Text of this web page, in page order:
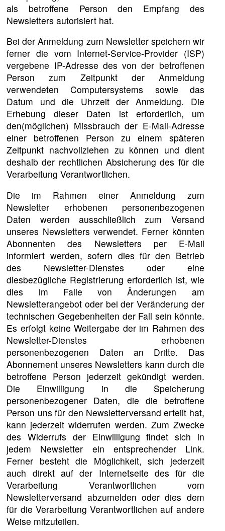
als betroffene Person den Empfang des
Newsletters autorisiert hat.
Bei der Anmeldung zum Newsletter speichern wir
ferner die vom Internet-Service-Provider (ISP)
vergebene IP-Adresse des von der betroffenen
Person zum Zeitpunkt der Anmeldung
verwendeten Computersystems sowie das
Datum und die Uhrzeit der Anmeldung. Die
Erhebung dieser Daten ist erforderlich, um
den(möglichen) Missbrauch der E-Mail-Adresse
einer betroffenen Person zu einem späteren
Zeitpunkt nachvollziehen zu können und dient
deshalb der rechtlichen Absicherung des für die
Verarbeitung Verantwortlichen.
Die im Rahmen einer Anmeldung zum
Newsletter erhobenen personenbezogenen
Daten werden ausschließlich zum Versand
unseres Newsletters verwendet. Ferner könnten
Abonnenten des Newsletters per E-Mail
informiert werden, sofern dies für den Betrieb
des Newsletter-Dienstes oder eine
diesbezügliche Registrierung erforderlich ist, wie
dies im Falle von Änderungen am
Newsletterangebot oder bei der Veränderung der
technischen Gegebenheiten der Fall sein könnte.
Es erfolgt keine Weitergabe der im Rahmen des
Newsletter-Dienstes erhobenen
personenbezogenen Daten an Dritte. Das
Abonnement unseres Newsletters kann durch die
betroffene Person jederzeit gekündigt werden.
Die Einwilligung in die Speicherung
personenbezogener Daten, die die betroffene
Person uns für den Newsletterversand erteilt hat,
kann jederzeit widerrufen werden. Zum Zwecke
des Widerrufs der Einwilligung findet sich in
jedem Newsletter ein entsprechender Link.
Ferner besteht die Möglichkeit, sich jederzeit
auch direkt auf der Internetseite des für die
Verarbeitung Verantwortlichen vom
Newsletterversand abzumelden oder dies dem
für die Verarbeitung Verantwortlichen auf andere
Weise mitzuteilen.